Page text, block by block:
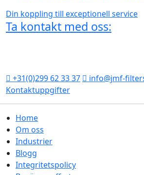
Din koppling till exceptionell service
Ta kontakt med oss:
+31(0)299 62 33 37
info@jmf-
Kontaktuppgifter
Home
Om oss
Industrier
Blogg
Integritetspolicy